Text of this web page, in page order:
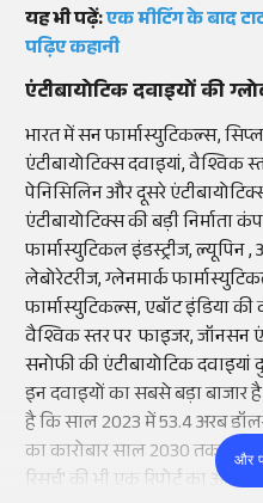
यह भी पढ़ें:एक मीटिंग के बाद
पढ़िए कहानी
एंटीबायोटिक दवाइयों की
भारत में सन फार्मास्युटिकल्स,
एंटीबायोटिक्स दवाइयां, वैश्विक
पेनिसिलिन और दूसरे
एंटीबायोटिक्स की बड़ी निर्माता
फार्मास्युटिकल इंडस्ट्रीज, ल्यूपिन ,
लेबोरेटरीज, ग्लेनमार्क
फार्मास्युटिकल्स, एबॉट इंडिया की
वैश्विक स्तर पर फाइजर, जॉनसन
सनोफी की एंटीबायोटिक दवाइयां
इन दवाइयों का सबसे बड़ा बाजार
है कि साल 2023 में 53.4 अरब
का कारोबार साल 2030 तक 74.1
रिसर्च' की भी एक रिपोर्ट का
और